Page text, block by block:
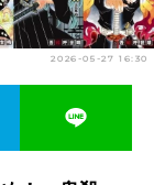
2026-05-27 16:30